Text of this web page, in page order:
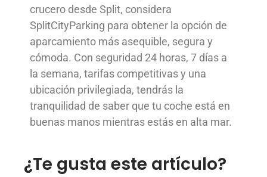
crucero desde Split, considera
SplitCityParking para obtener la opción de
aparcamiento más asequible, segura y
cómoda. Con seguridad 24 horas, 7 días a
la semana, tarifas competitivas y una
ubicación privilegiada, tendrás la
tranquilidad de saber que tu coche está en
buenas manos mientras estás en alta mar.
¿Te gusta este artículo?